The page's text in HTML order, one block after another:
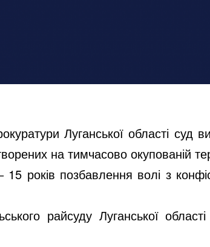
Луганської області
на тимчасово окупованій
років позбавлення волі з
райсуду Луганської